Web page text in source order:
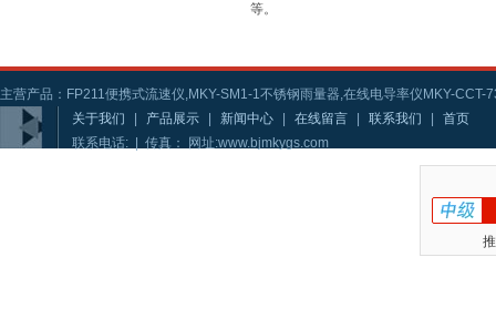
等。
主营产品：FP211便携式流速仪,MKY-SM1-1不锈钢雨量器,在线电导率仪MKY-CCT-
关于我们
产品展示 新闻中心 在线留言 联系我们
首页
联系电话: | 传真： 网址:www.bjmkygs.com